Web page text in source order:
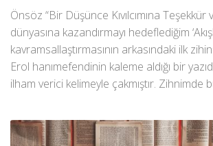
Önsöz “Bir Düşünce Kıvılcımına Teşekkür
dünyasına kazandırmayı hedeflediğim
kavramsallaştırmasının arkasındaki ilk
Erol hanımefendinin kaleme aldığı bir
ilham verici kelimeyle çakmıştır. Zihnimde